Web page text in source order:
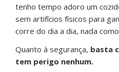
tenho tempo adoro um
sem artifícios físicos para
corre do dia a dia, nada
Quanto à segurança, basta
tem perigo nenhum.